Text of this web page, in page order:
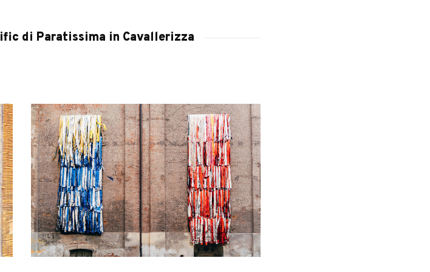
di Paratissima in Cavallerizza